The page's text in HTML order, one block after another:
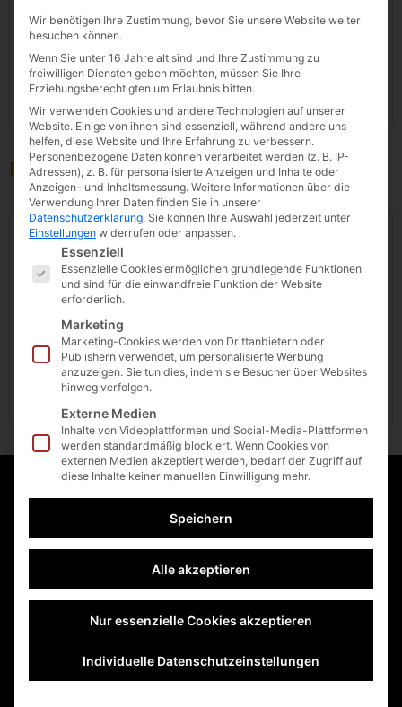
Passwort vergessen?
Registrieren
E-Mail-Adresse
an deine E-Mail-Adresse gesendet.
Registrieren
Kundendienst
Impressum
Datenschutz
Kontakt
Produkte
Wir benötigen Ihre Zustimmung, bevor Sie unsere Website weiter
besuchen können.
Wenn Sie unter 16 Jahre alt sind und Ihre Zustimmung zu
freiwilligen Diensten geben möchten, müssen Sie Ihre
Erziehungsberechtigten um Erlaubnis bitten.
Wir verwenden Cookies und andere Technologien auf unserer
Website. Einige von ihnen sind essenziell, während andere uns
helfen, diese Website und Ihre Erfahrung zu verbessern.
Personenbezogene Daten können verarbeitet werden (z. B. IP-
Adressen), z. B. für personalisierte Anzeigen und Inhalte oder
Anzeigen- und Inhaltsmessung. Weitere Informationen über die
Verwendung Ihrer Daten finden Sie in unserer
Datenschutzerklärung. Sie können Ihre Auswahl jederzeit unter
Einstellungen widerrufen oder anpassen.
Es folgt eine Liste der Service-Gruppen, für die eine
Essenziell
Essenzielle Cookies ermöglichen grundlegende Funktionen
und sind für die einwandfreie Funktion der Website
erforderlich.
Marketing
Marketing-Cookies werden von Drittanbietern oder
Publishern verwendet, um personalisierte Werbung
anzuzeigen. Sie tun dies, indem sie Besucher über Websites
hinweg verfolgen.
Externe Medien
Inhalte von Videoplattformen und Social-Media-Plattformen
werden standardmäßig blockiert. Wenn Cookies von
externen Medien akzeptiert werden, bedarf der Zugriff auf
diese Inhalte keiner manuellen Einwilligung mehr.
Speichern
Alle akzeptieren
Nur essenzielle Cookies akzeptieren
Individuelle Datenschutzeinstellungen